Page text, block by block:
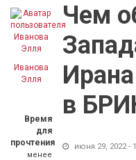
Иванова
Элля
Время
для
прочтения
менее
Чем
в
июня 29, 2022 -